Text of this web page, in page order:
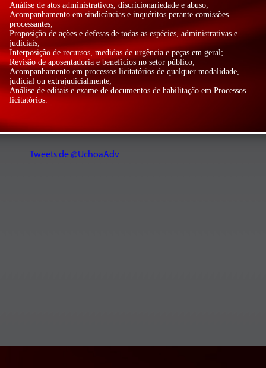
Análise de atos administrativos, discricionariedade e abuso;
Acompanhamento em sindicâncias e inquéritos perante comissões
processantes;
Proposição de ações e defesas de todas as espécies, administrativas e
judiciais;
Interposição de recursos, medidas de urgência e peças em geral;
Revisão de aposentadoria e benefícios no setor público;
Acompanhamento em processos licitatórios de qualquer modalidade,
judicial ou extrajudicialmente;
Análise de editais e exame de documentos de habilitação em Processos
licitatórios.
Tweets de @UchoaAdv